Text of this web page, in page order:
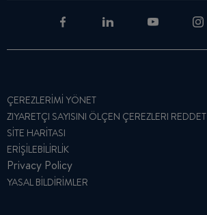
ÇEREZLERIMI YÖNET
ZIYARETÇI SAYISINI ÖLÇEN ÇEREZLERI REDDET
SITE HARITASI
ERIŞILEBILIRLIK
Privacy Policy
YASAL BILDIRIMLER